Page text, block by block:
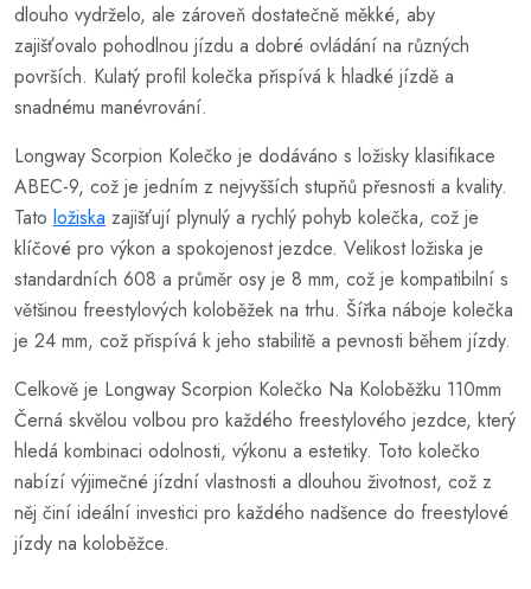
dlouho vydrželo, ale zároveň dostatečně měkké, aby
zajišťovalo pohodlnou jízdu a dobré ovládání na různých
površích. Kulatý profil kolečka přispívá k hladké jízdě a
snadnému manévrování.
Longway Scorpion Kolečko je dodáváno s ložisky klasifikace
ABEC-9, což je jedním z nejvyšších stupňů přesnosti a kvality.
Tato ložiska zajišťují plynulý a rychlý pohyb kolečka, což je
klíčové pro výkon a spokojenost jezdce. Velikost ložiska je
standardních 608 a průměr osy je 8 mm, což je kompatibilní s
většinou freestylových koloběžek na trhu. Šířka náboje kolečka
je 24 mm, což přispívá k jeho stabilitě a pevnosti během jízdy.
Celkově je Longway Scorpion Kolečko Na Koloběžku 110mm
Černá skvělou volbou pro každého freestylového jezdce, který
hledá kombinaci odolnosti, výkonu a estetiky. Toto kolečko
nabízí výjimečné jízdní vlastnosti a dlouhou životnost, což z
něj činí ideální investici pro každého nadšence do freestylové
jízdy na koloběžce.